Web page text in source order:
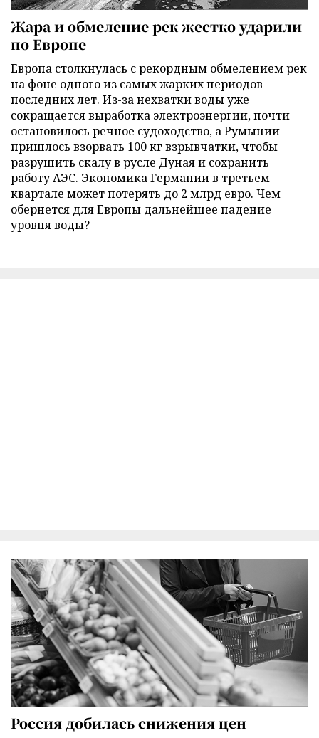
Жара и обмеление рек жестко ударили
по Европе
Европа столкнулась с рекордным обмелением рек
на фоне одного из самых жарких периодов
последних лет. Из-за нехватки воды уже
сокращается выработка электроэнергии, почти
остановилось речное судоходство, а Румынии
пришлось взорвать 100 кг взрывчатки, чтобы
разрушить скалу в русле Дуная и сохранить
работу АЭС. Экономика Германии в третьем
квартале может потерять до 2 млрд евро. Чем
обернется для Европы дальнейшее падение
уровня воды?
Россия добилась снижения цен